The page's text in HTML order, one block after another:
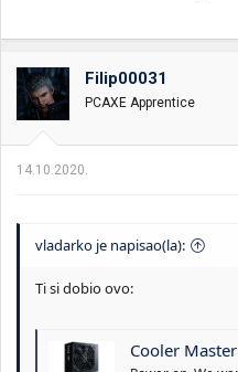
Filip00031
PCAXE Apprentice
14.10.2020.
vladarko je napisao(la):
Ti si dobio ovo:
Cooler Master